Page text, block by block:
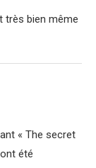
très bien même
« The secret
été